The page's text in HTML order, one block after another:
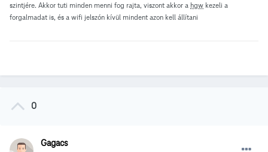
szintjére. Akkor tuti minden menni fog rajta, viszont akkor a hgw kezeli a
forgalmadat is, és a wifi jelszón kívül mindent azon kell állítani
0
Gagacs